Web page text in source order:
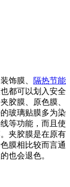
饰膜、 隔热节能
都可以划入安全
胶膜、原色膜、
玻璃贴膜多为染
等功能，而且使
夹胶膜是在原有
膜相比较而言通
也会退色。